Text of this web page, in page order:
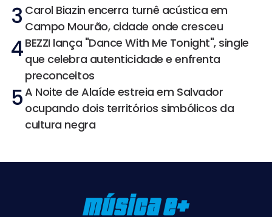
3 Carol Biazin encerra turnê acústica em
Campo Mourão, cidade onde cresceu
4BEZZI lança "Dance With Me Tonight", single
que celebra autenticidade e enfrenta
preconceitos
5A Noite de Alaíde estreia em Salvador
ocupando dois territórios simbólicos da
cultura negra